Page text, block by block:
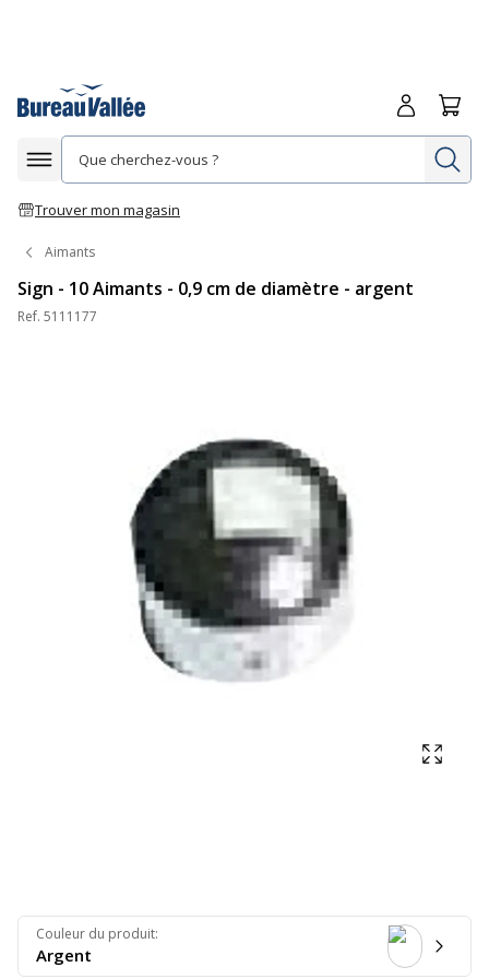
Afficher la navigation
Trouver mon magasin
Me
Aimants
Sign - 10 Aimants - 0,9 cm de diamètre - argent
Ref. 5111177
Couleur du produit:
Argent